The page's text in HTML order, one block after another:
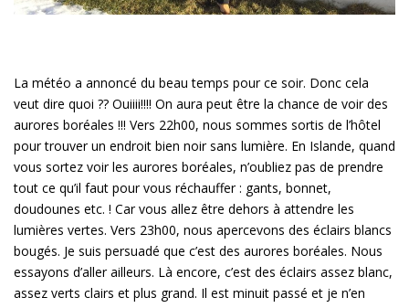
La météo a annoncé du beau temps pour ce soir. Donc cela
veut dire quoi ?? Ouiiii!!!! On aura peut être la chance de voir des
aurores boréales !!! Vers 22h00, nous sommes sortis de l’hôtel
pour trouver un endroit bien noir sans lumière. En Islande, quand
vous sortez voir les aurores boréales, n’oubliez pas de prendre
tout ce qu’il faut pour vous réchauffer : gants, bonnet,
doudounes etc. ! Car vous allez être dehors à attendre les
lumières vertes. Vers 23h00, nous apercevons des éclairs blancs
bougés. Je suis persuadé que c’est des aurores boréales. Nous
essayons d’aller ailleurs. Là encore, c’est des éclairs assez blanc,
assez verts clairs et plus grand. Il est minuit passé et je n’en